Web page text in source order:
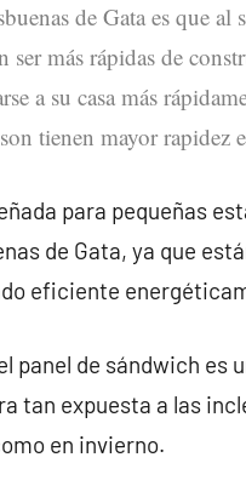
de Gata es que al
ser más rápidas de
a su casa más
tienen mayor rapidez
para pequeñas
de Gata, ya que
eficiente
panel de sándwich es
tan expuesta a las
en invierno.